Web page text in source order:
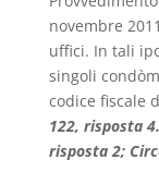
novembre
uffici. In tali
singoli
codice fiscale
122, risposta
risposta 2;